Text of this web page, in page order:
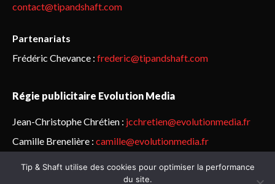
contact@tipandshaft.com
Partenariats
Frédéric Chevance : frederic@tipandshaft.com
Régie publicitaire Evolution Media
Jean-Christophe Chrétien : jcchretien@evolutionmedia.fr
Camille Brenelière : camille@evolutionmedia.fr
© Sailorz 2015-2025. Tous droits réservés.Mentions légales &
Tip & Shaft utilise des cookies pour optimiser la performance
du site.